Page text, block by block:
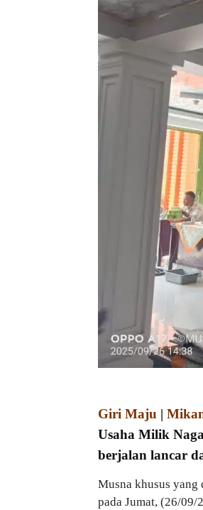
Giri Maju |
Usaha Milik
berjalan lancar
Musna khusus
pada Jumat, (26/